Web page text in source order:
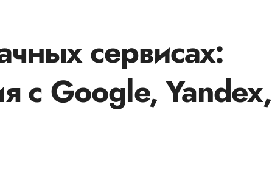
сервисах:
с Google, Yandex,